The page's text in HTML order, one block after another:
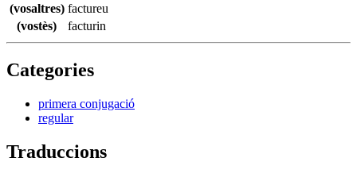
(vosaltres) factureu
(vostès)
facturin
Categories
primera conjugació
regular
Traduccions